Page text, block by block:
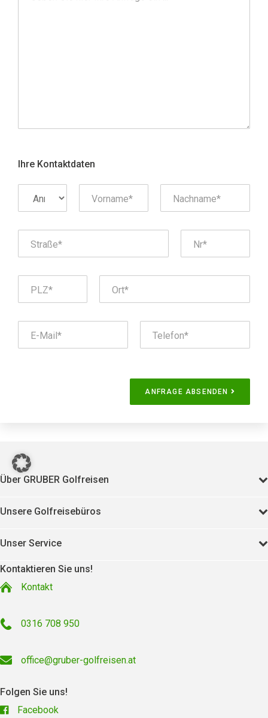
Ihre Kontaktdaten
ANFRAGE ABSENDEN
Über GRUBER Golfreisen
Unsere Golfreisebüros
Unser Service
Kontaktieren Sie uns!
Kontakt
0316 708 950
office@gruber-golfreisen.at
Folgen Sie uns!
Facebook